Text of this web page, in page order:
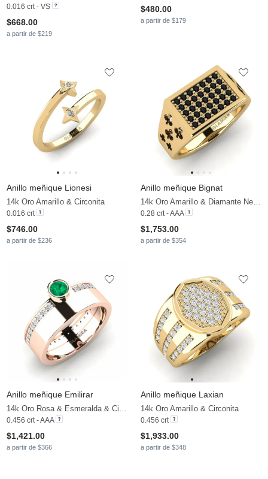
0.016 crt - VS
$668.00
a partir de $219
$480.00
a partir de $179
Anillo meñique Lionesi
14k Oro Amarillo & Circonita
0.016 crt
$746.00
a partir de $236
Anillo meñique Bignat
0.28 crt - AAA
$1,753.00
a partir de $354
Anillo meñique Emilirar
0.456 crt - AAA
$1,421.00
a partir de $366
Anillo meñique Laxian
14k Oro Amarillo & Circonita
0.456 crt
$1,933.00
a partir de $348